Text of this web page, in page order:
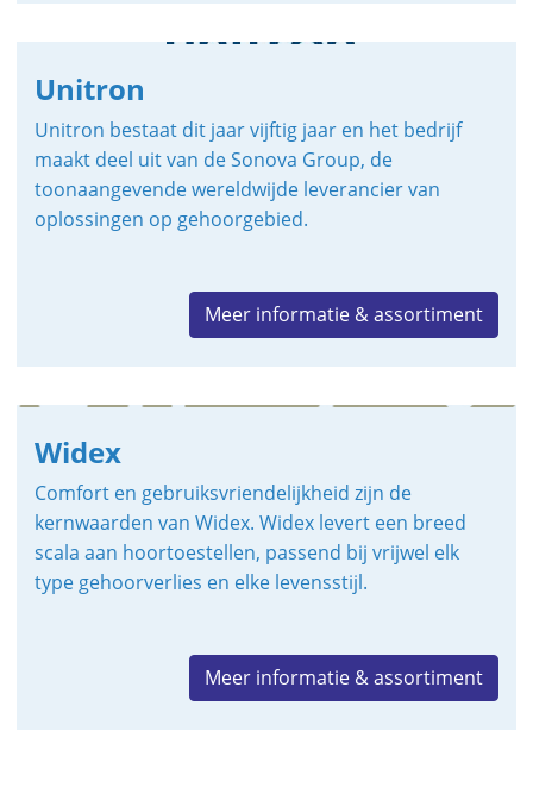
Unitron
Unitron bestaat dit jaar vijftig jaar en het bedrijf
maakt deel uit van de Sonova Group, de
toonaangevende wereldwijde leverancier van
oplossingen op gehoorgebied.
Meer informatie & assortiment
Widex
Comfort en gebruiksvriendelijkheid zijn de
kernwaarden van Widex. Widex levert een breed
scala aan hoortoestellen, passend bij vrijwel elk
type gehoorverlies en elke levensstijl.
Meer informatie & assortiment